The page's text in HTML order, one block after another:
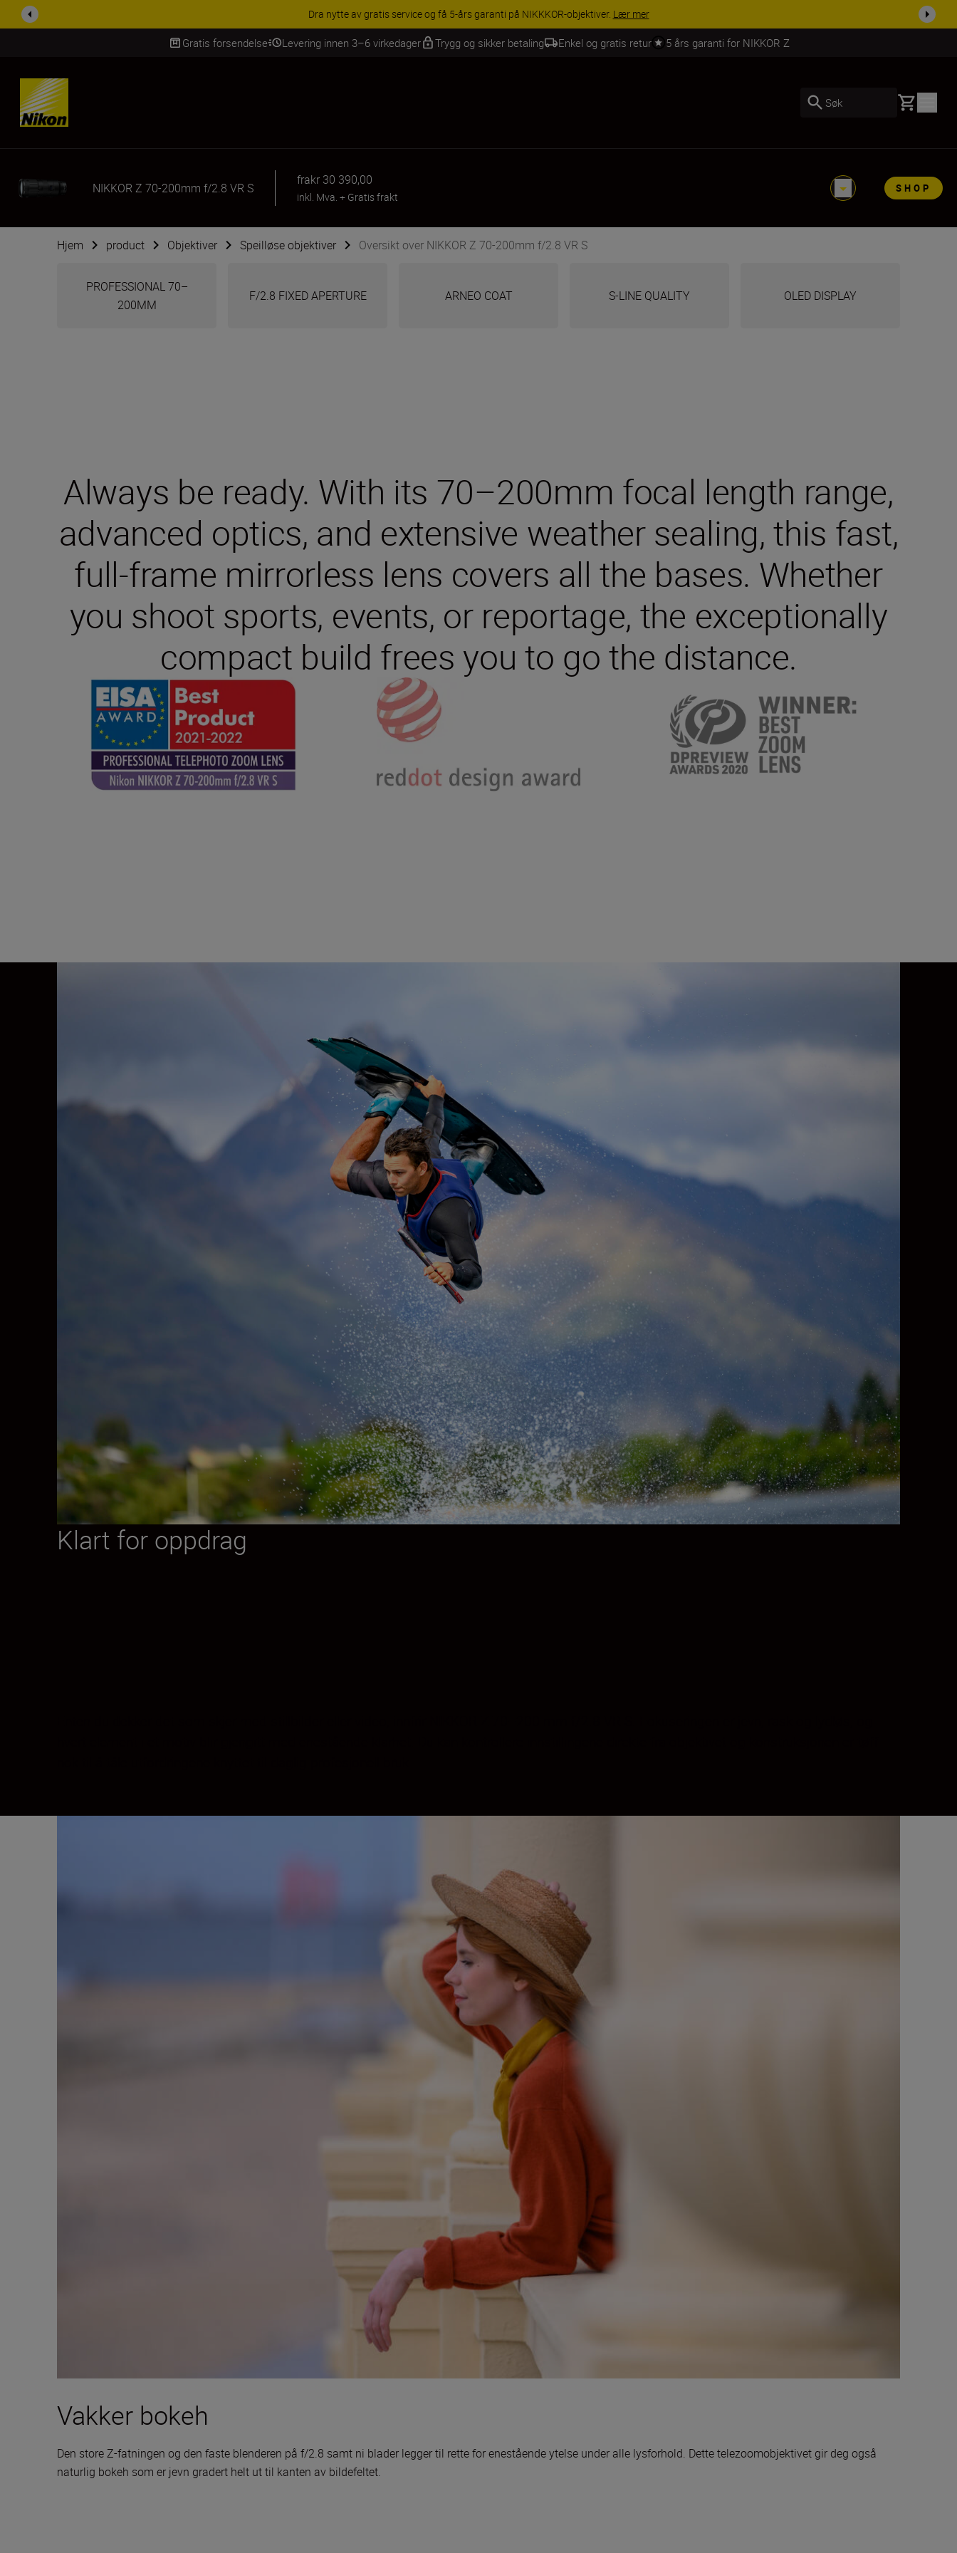
ACCESSORY SAVINGS | Få 15 % rabatt på utvalgt tilbehør, gjør fotoutstyret komplett i dag.
Gratis forsendelse Levering innen 3–6 virkedager Trygg og sikker betaling Enkel og gratis retur 5 års garanti for NIKKOR Z
Skip Content
Søk Basket
NIKKOR Z 70-200mm f/2.8 VR S
frakr 30 390,00
inkl. Mva. + Gratis frakt
SHOP
Hjem product Objektiver Speilløse objektiver Oversikt over NIKKOR Z 70-200mm f/2.8 VR S
PROFESSIONAL 70–
200MM
F/2.8 FIXED APERTURE ARNEO COAT S-LINE QUALITY OLED DISPLAY
Always be ready. With its 70–200mm focal length range,
advanced optics, and extensive weather sealing, this fast,
full-frame mirrorless lens covers all the bases. Whether
you shoot sports, events, or reportage, the exceptionally
compact build frees you to go the distance.
Klart for oppdrag
Vakker bokeh
Den store Z-fatningen og den faste blenderen på f/2.8 samt ni blader legger til rette for enestående ytelse under alle lysforhold. Dette telezoomobjektivet gir deg også
naturlig bokeh som er jevn gradert helt ut til kanten av bildefeltet.